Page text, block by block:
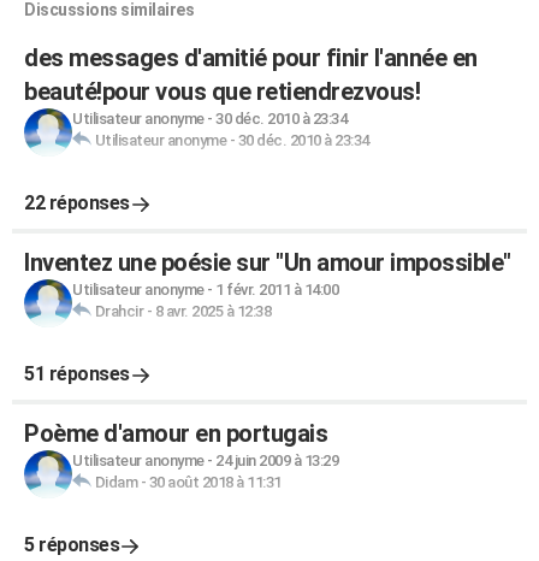
Discussions similaires
des messages d'amitié pour finir l'année en
beauté!pour vous que retiendrezvous!
Utilisateur anonyme- 30 déc. 2010 à 23:34
Utilisateur anonyme- 30 déc. 2010 à 23:34
22 réponses
Inventez une poésie sur "Un amour impossible"
Utilisateur anonyme- 1 févr. 2011 à 14:00
Drahcir- 8 avr. 2025 à 12:38
51 réponses
Poème d'amour en portugais
Utilisateur anonyme- 24 juin 2009 à 13:29
Didam- 30 août 2018 à 11:31
5 réponses